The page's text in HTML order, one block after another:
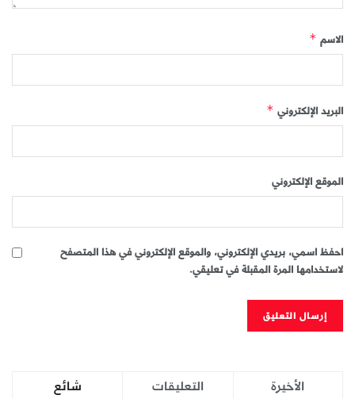
الاسم *
البريد الإلكتروني *
الموقع الإلكتروني
احفظ اسمي، بريدي الإلكتروني، والموقع الإلكتروني في هذا المتصفح
لاستخدامها المرة المقبلة في تعليقي.
شائع التعليقات الأخيرة